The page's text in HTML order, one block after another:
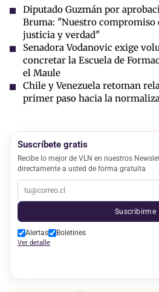
Diputado Guzmán por
Bruma: "Nuestro compromiso
justicia y verdad"
Senadora Vodanovic exige
concretar la Escuela de
el Maule
Chile y Venezuela retoman
primer paso hacia la
Suscríbete gratis
Recibe lo mejor de VLN en nuestros
directamente a usted de forma gratuita
Suscribirme
Alertas Boletines
Ver detalle